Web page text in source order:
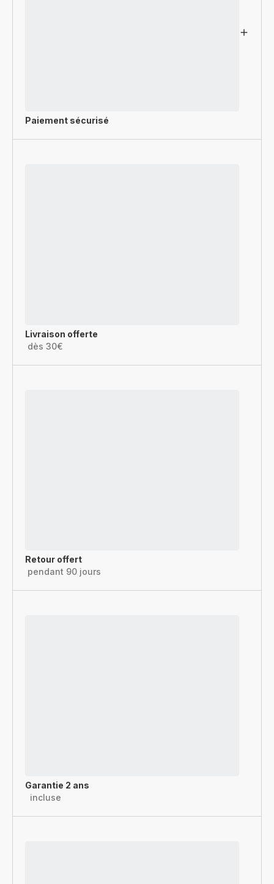
Paiement sécurisé
Livraison offerte
dès 30€
Retour offert
pendant 90 jours
Garantie 2 ans
incluse